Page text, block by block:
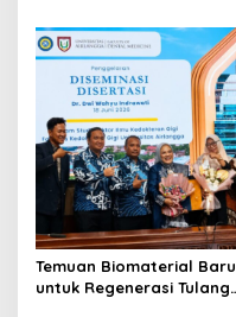
Nasional
Temuan Biomaterial Baru
untuk Regenerasi Tulang